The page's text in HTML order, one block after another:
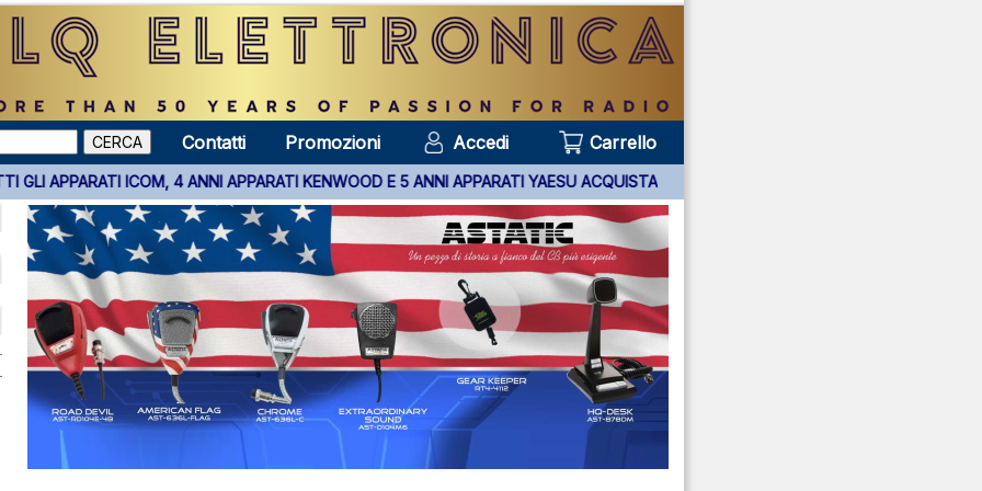
Contatti Promozioni Accedi Carrello
SU TUTTI GLI APPARATI ICOM, 4 ANNI APPARATI KENWOOD E 5 ANNI APPARATI YAESU ACQUISTATI PRESSO DI NOI ***